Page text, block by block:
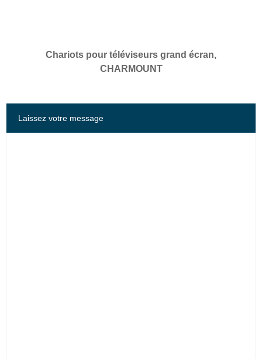
Chariots pour téléviseurs grand écran,
CHARMOUNT
Laissez votre message